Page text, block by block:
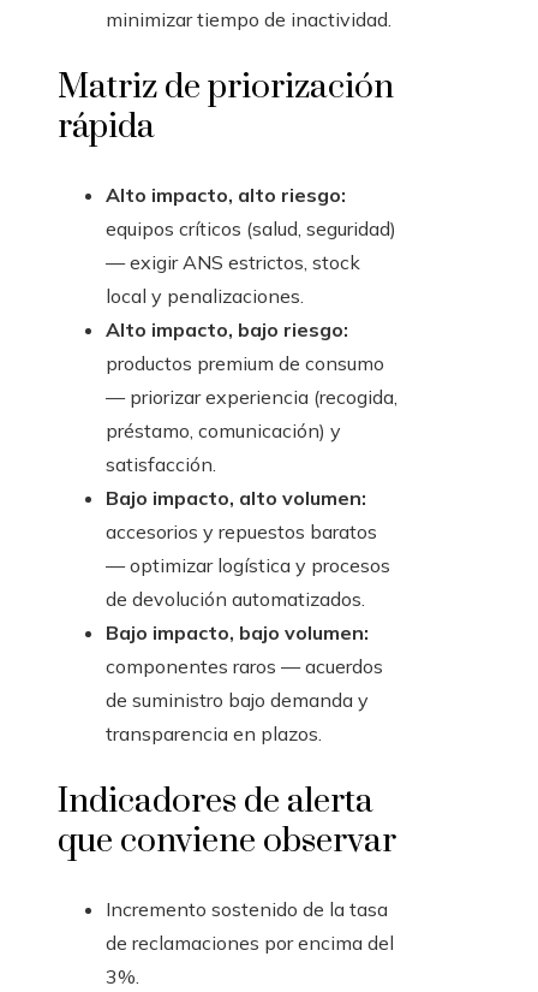
minimizar tiempo de inactividad.
Matriz de priorización
rápida
Alto impacto, alto riesgo:
equipos críticos (salud, seguridad)
— exigir ANS estrictos, stock
local y penalizaciones.
Alto impacto, bajo riesgo:
productos premium de consumo
— priorizar experiencia (recogida,
préstamo, comunicación) y
satisfacción.
Bajo impacto, alto volumen:
accesorios y repuestos baratos
— optimizar logística y procesos
de devolución automatizados.
Bajo impacto, bajo volumen:
componentes raros — acuerdos
de suministro bajo demanda y
transparencia en plazos.
Indicadores de alerta
que conviene observar
Incremento sostenido de la tasa
de reclamaciones por encima del
3%.